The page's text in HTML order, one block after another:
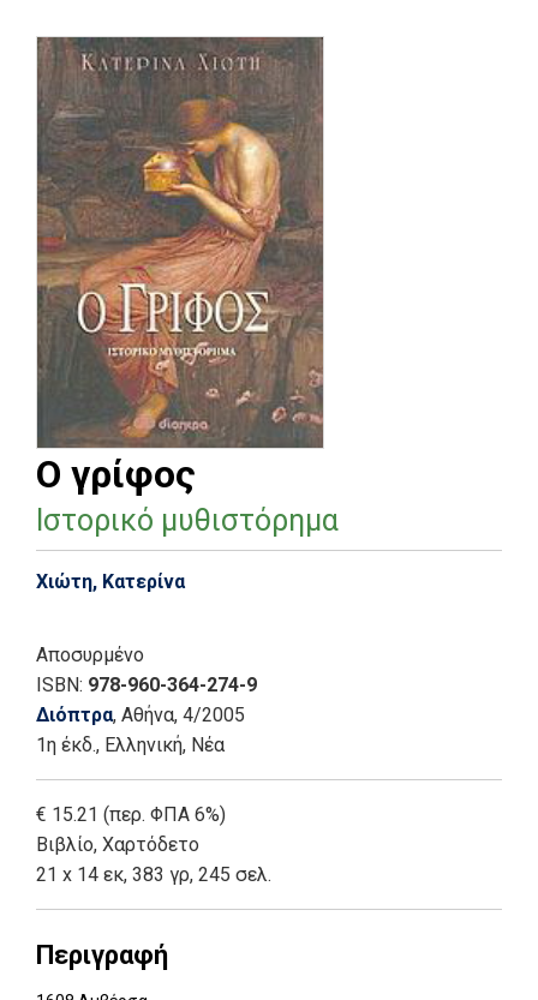
Ο γρίφος
Ιστορικό μυθιστόρημα
Χιώτη, Κατερίνα
Αποσυρμένο
ISBN: 978-960-364-274-9
Διόπτρα, Αθήνα, 4/2005
1η έκδ., Ελληνική, Νέα
€ 15.21 (περ. ΦΠΑ 6%)
Βιβλίο, Χαρτόδετο
21 x 14 εκ, 383 γρ, 245 σελ.
Περιγραφή